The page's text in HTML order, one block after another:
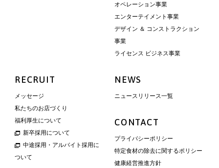
オペレーション事業
エンターテイメント事業
デザイン ＆ コンストラクション
事業
ライセンス ビジネス事業
RECRUIT
メッセージ
私たちのお店づくり
福利厚生について
新卒採用について
中途採用・アルバイト採用に
ついて
NEWS
ニュースリリース一覧
CONTACT
プライバシーポリシー
特定食材の除去に関するポリシー
健康経営推進方針